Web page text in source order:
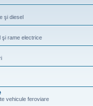
şi diesel
şi rame electrice
vehicule feroviare